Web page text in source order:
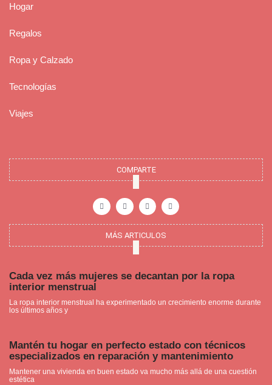
Hogar
Regalos
Ropa y Calzado
Tecnologías
Viajes
COMPARTE
a
c
e
o
-
n
s
t
g
r
m
i
n
t
r
e
t
o
u
t
b
MÁS ARTICULOS
Cada vez más mujeres se decantan por la ropa
interior menstrual
La ropa interior menstrual ha experimentado un crecimiento enorme durante
los últimos años y
Mantén tu hogar en perfecto estado con técnicos
especializados en reparación y mantenimiento
Mantener una vivienda en buen estado va mucho más allá de una cuestión
estética